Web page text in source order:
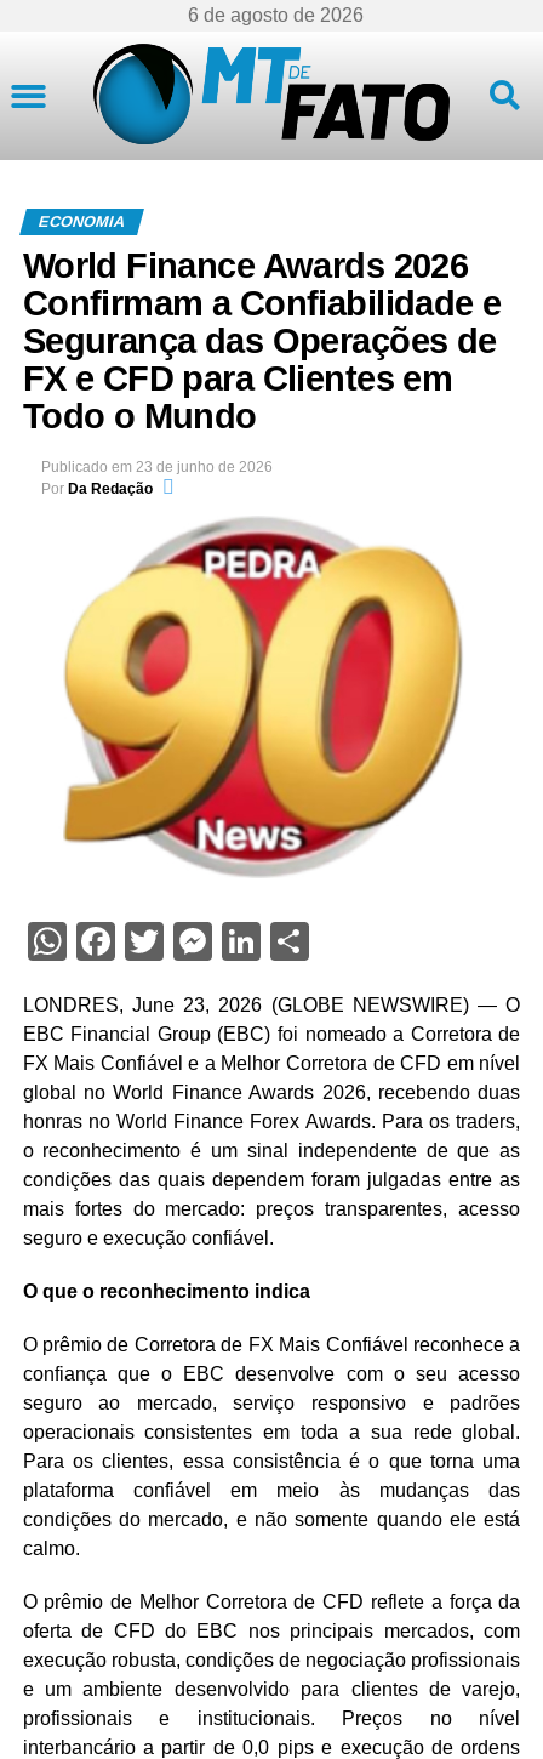
6 de agosto de 2026
ECONOMIA
World Finance Awards 2026
Confirmam a Confiabilidade e
Segurança das Operações de
FX e CFD para Clientes em
Todo o Mundo
Publicado em 23 de junho de 2026
Por Da Redação
WhatsApp
Facebook
Twitter
Messenger
LinkedIn
Share
LONDRES, June 23, 2026 (GLOBE NEWSWIRE) — O
EBC Financial Group (EBC) foi nomeado a Corretora de
FX Mais Confiável e a Melhor Corretora de CFD em nível
global no World Finance Awards 2026, recebendo duas
honras no World Finance Forex Awards. Para os traders,
o reconhecimento é um sinal independente de que as
condições das quais dependem foram julgadas entre as
mais fortes do mercado: preços transparentes, acesso
seguro e execução confiável.
O que o reconhecimento indica
O prêmio de Corretora de FX Mais Confiável reconhece a
confiança que o EBC desenvolve com o seu acesso
seguro ao mercado, serviço responsivo e padrões
operacionais consistentes em toda a sua rede global.
Para os clientes, essa consistência é o que torna uma
plataforma confiável em meio às mudanças das
condições do mercado, e não somente quando ele está
calmo.
O prêmio de Melhor Corretora de CFD reflete a força da
oferta de CFD do EBC nos principais mercados, com
execução robusta, condições de negociação profissionais
e um ambiente desenvolvido para clientes de varejo,
profissionais e institucionais. Preços no nível
interbancário a partir de 0,0 pips e execução de ordens